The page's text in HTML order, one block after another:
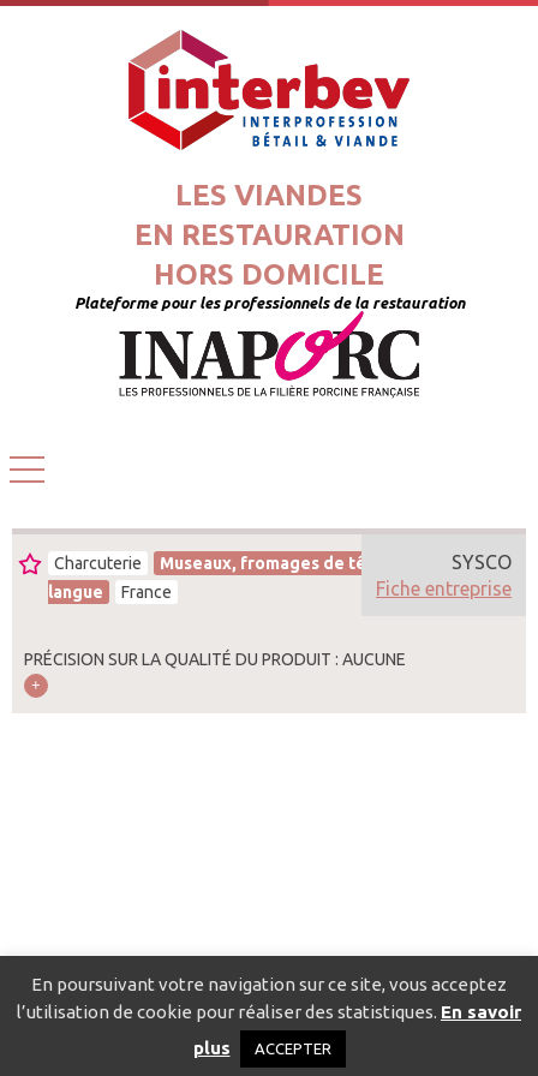
LES VIANDES
EN RESTAURATION
HORS DOMICILE
Plateforme pour les professionnels de la restauration
Charcuterie
Museaux, fromages de tête,
langue
France
PRÉCISION SUR LA QUALITÉ DU PRODUIT : AUCUNE
SYSCO
Fiche entreprise
Catalogue pour localiser les fournisseurs
Politique de confidentialité
En poursuivant votre navigation sur ce site, vous acceptez
l’utilisation de cookie pour réaliser des statistiques. En savoir
plus
ACCEPTER